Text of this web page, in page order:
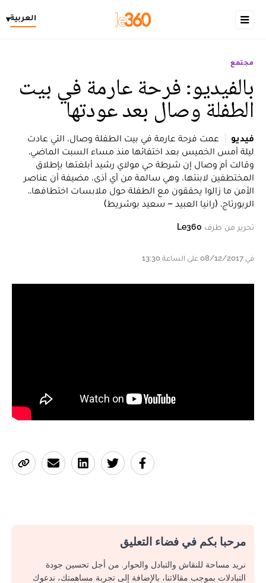
العربية▾
مجتمع
بالفيديو: فرحة عارمة في بيت
الطفلة وصال بعد عودتها
فيديو
عمت فرحة عارمة في بيت الطفلة وصال، التي عادت
ليلة أمس الخميس بعد اختفائها منذ مساء السبت الماضي.
وقالت أم وصال إن شرطة حي مولاي رشيد أبلغتها بإطلاق
المختطفين لابنتها، وهي سالمة من أي أذى، مضيفة أن عناصر
الأمن ما زالوا يحققون مع الطفلة حول ملابسات اختطافها..
الربورتاج. (رانيا العبيد – سعيد بوشريط)
تحرير من طرف Le360
في 08/12/2017 على الساعة 13:30
مرحبا بكم في فضاء التعليق
نريد مساحة للنقاش والتبادل والحوار. من أجل تحسين جودة
التبادلات بموجب مقالاتنا، بالإضافة إلى تجربة مساهمتك، ندعوك